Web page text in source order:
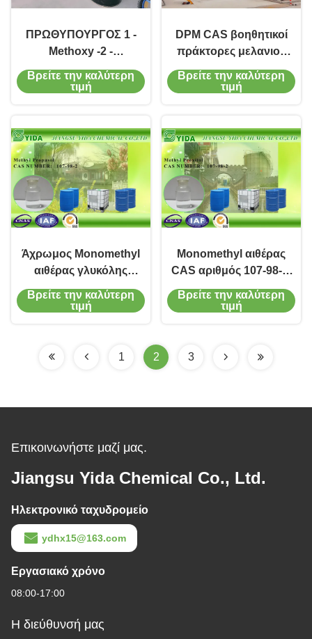
ΠΡΩΘΥΠΟΥΡΓΟΣ 1 -
Methoxy -2 -
Monomethyl αιθέρας Νο
107-98-2 γλυκόλης
Βρείτε την καλύτερη
τιμή
DPM CAS βοηθητικοί
πράκτορες μελανιού
εκτύπωσης αιθέρα Νο
34590-94-8 γλυκόλης
Βρείτε την καλύτερη
τιμή
Άχρωμος Monomethyl
αιθέρας γλυκόλης
προπυλενίου, 1-
Methoxy-2-προπανόλη
γλυκόλη
Βρείτε την καλύτερη
τιμή
Monomethyl αιθέρας
CAS αριθμός 107-98-2/
μεθυλικός γλυκόλης
προπυλενίου διαλύτης
Βρείτε την καλύτερη
τιμή
1 2 3
Επικοινωνήστε μαζί μας.
Jiangsu Yida Chemical Co., Ltd.
Ηλεκτρονικό ταχυδρομείο
ydhx15@163.com
Εργασιακό χρόνο
08:00-17:00
Η διεύθυνσή μας